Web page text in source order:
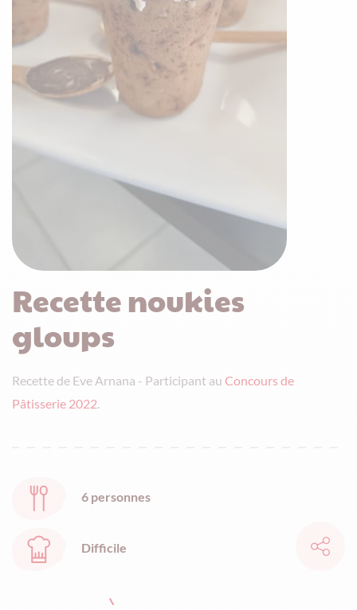
Recette noukies
gloups
Recette de Eve Arnana - Participant au Concours de
Pâtisserie 2022.
6 personnes
Difficile